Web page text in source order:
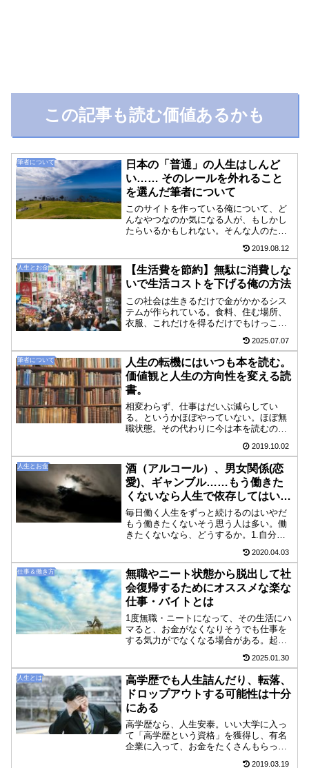
この記事も読む価値あるかも
筆者について
日本の「普通」の人生はしんど
い…… そのレールを外れること
を選んだ筆者について
このサイトを作っている俺について、ど
んなやつなのか気になる人が、もしかし
たらいるかもしれない。そんな人のため
が存在しているということは、この世界
にも同じような考えの人がいる可能性は
あるから。この世の誰かと...
2019.08.12
人生とお金
【生活費を節約】無駄に消費しな
いで生活コストを下げる俺の方法
この社会は生きるだけで金がかかるシス
テムが作られている。食料、住む場所、
衣服、これだけを得るだけでもけっこう
思議だ。この世界の土地はなぜか最初か
ら誰かに占有されていて、自分の住む場
所を得ようとするとお金が...
2025.07.07
筆者について
人生の転機にはいつも本を読む。
価値観と人生の方向性を変える読
書。
相変わらず、仕事はだいぶ減らしてい
る。というかほぼやっていない。ほぼ無
職状態。その代わりに今は本を読むの
こう効いたかも。おかげで、自分の中で
また少し世界の見方が変わりそうだ。転
機にやることとしては当たりだ...
2019.10.02
人生とお金
酒（アルコール）、男女関係(恋
愛)、ギャンブル……もう働きた
くないなら人生で依存してはいけ
ない「転落」の要因
毎日働く人生をずっと続けるのはいやだ
もう働きたくないそう思う人は多い。働
きたくないなら、どうするか。1.自分の
する2.その生活費を見直して無駄なもの
をそぎ落とす3.必要なお金を効率よく稼
ぐこれらは、働く時...
2020.04.03
仕事＆働き方
無職やニート状態から脱出して社
会復帰するためにオススメな楽な
仕事・バイトとは
1度無職・ニートになって、その生活にハ
マると、お金がなくなりそうでも仕事を
する気力がでなくなる場合がある。起き
っている人は多分にその傾向があるだろ
う。この沼にハマると、自分では「居心
地悪いな～」と思ってい...
2025.01.30
人生とは
高学歴でも人生詰んだり、転落、
ドロップアウトする可能性は十分
にある
高学歴なら、人生安泰。いい大学に入っ
て「高学歴という資格」を獲得し、有名
企業に入って、お金をたくさんもらっ
2019.03.19